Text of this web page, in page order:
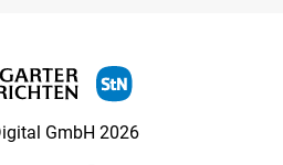
GmbH 2026